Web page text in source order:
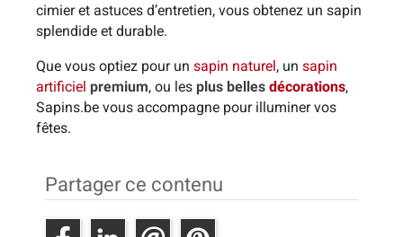
cimier et astuces d’entretien, vous obtenez un sapin
splendide et durable.
Que vous optiez pour un sapin naturel, un sapin
artificiel premium, ou les plus belles décorations,
Sapins.be vous accompagne pour illuminer vos
fêtes.
Partager ce contenu